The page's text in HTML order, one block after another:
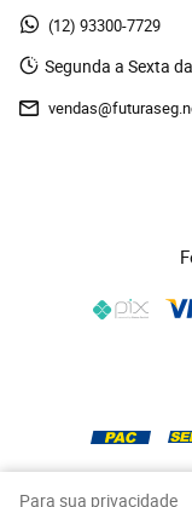
(12) 93300-7729
Segunda a Sexta
Para sua privacidade